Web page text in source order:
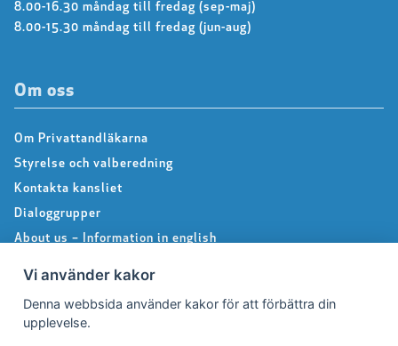
8.00-16.30 måndag till fredag (sep-maj)
8.00-15.30 måndag till fredag (jun-aug)
Om oss
Om Privattandläkarna
Styrelse och valberedning
Kontakta kansliet
Dialoggrupper
About us – Information in english
Vi använder kakor
Denna webbsida använder kakor för att förbättra din
upplevelse.